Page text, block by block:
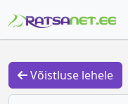
Võistluse lehele